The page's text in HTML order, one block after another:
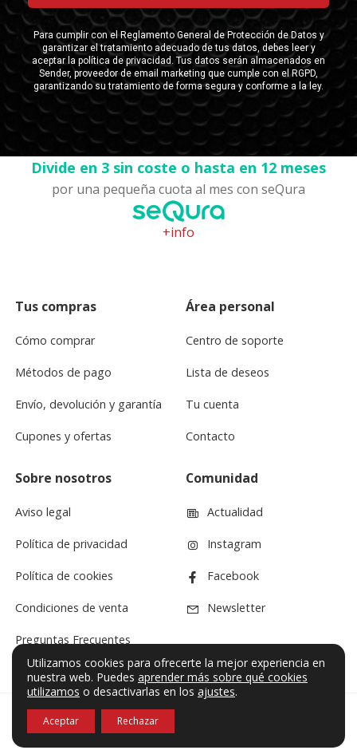
Divide en 3 sin coste o hasta en 12 meses
por una pequeña cuota al mes con seQura
+info
Tus compras
Cómo comprar
Métodos de pago
Envío, devolución y garantía
Cupones y ofertas
Área personal
Centro de soporte
Lista de deseos
Tu cuenta
Contacto
Sobre nosotros
Aviso legal
Política de privacidad
Política de cookies
Condiciones de venta
Preguntas Frecuentes
Comunidad
Actualidad
Instagram
Facebook
Newsletter
© VF Sound 2026. Todos los derechos reservados.
Utilizamos cookies para ofrecerte la mejor experiencia en
nuestra web. Puedes aprender más sobre qué cookies
utilizamos o desactivarlas en los ajustes.
Aceptar Rechazar